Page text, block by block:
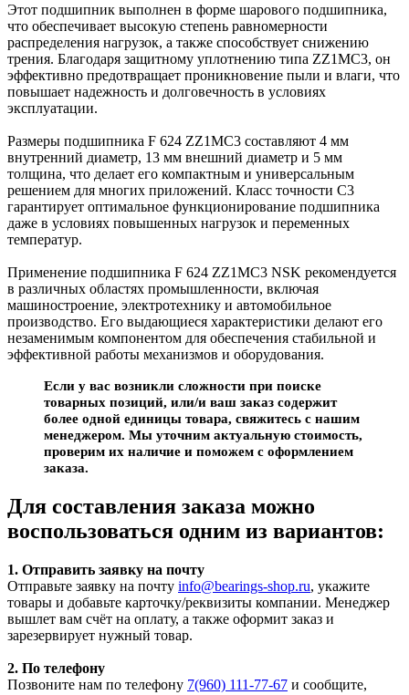
Этот подшипник выполнен в форме шарового подшипника,
что обеспечивает высокую степень равномерности
распределения нагрузок, а также способствует снижению
трения. Благодаря защитному уплотнению типа ZZ1MC3, он
эффективно предотвращает проникновение пыли и влаги, что
повышает надежность и долговечность в условиях
эксплуатации.
Размеры подшипника F 624 ZZ1MC3 составляют 4 мм
внутренний диаметр, 13 мм внешний диаметр и 5 мм
толщина, что делает его компактным и универсальным
решением для многих приложений. Класс точности C3
гарантирует оптимальное функционирование подшипника
даже в условиях повышенных нагрузок и переменных
температур.
Применение подшипника F 624 ZZ1MC3 NSK рекомендуется
в различных областях промышленности, включая
машиностроение, электротехнику и автомобильное
производство. Его выдающиеся характеристики делают его
незаменимым компонентом для обеспечения стабильной и
эффективной работы механизмов и оборудования.
Если у вас возникли сложности при поиске
товарных позиций, или/и ваш заказ содержит
более одной единицы товара, свяжитесь с нашим
менеджером. Мы уточним актуальную стоимость,
проверим их наличие и поможем с оформлением
заказа.
Для составления заказа можно
воспользоваться одним из вариантов:
1. Отправить заявку на почту
Отправьте заявку на почту info@bearings-shop.ru, укажите
товары и добавьте карточку/реквизиты компании. Менеджер
вышлет вам счёт на оплату, а также оформит заказ и
зарезервирует нужный товар.
2. По телефону
Позвоните нам по телефону 7(960) 111-77-67 и сообщите,